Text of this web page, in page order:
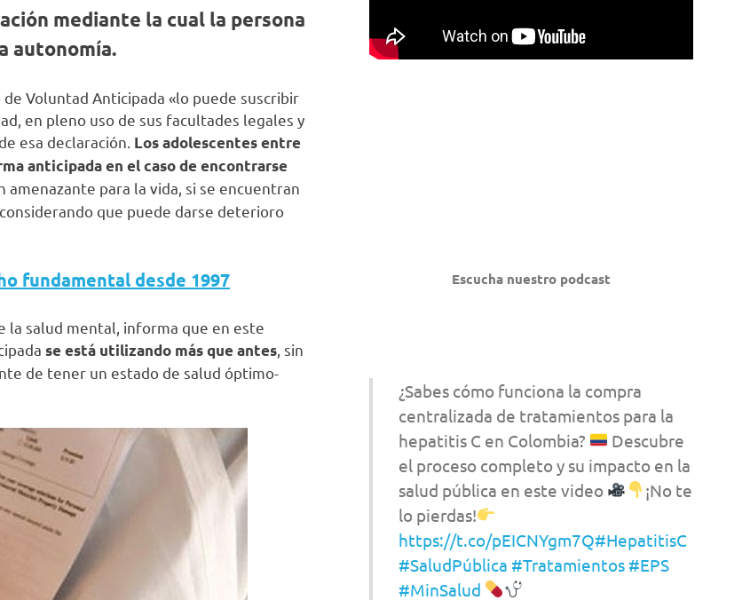
mediante la cual la persona
autonomía.
Voluntad Anticipada «lo puede suscribir
en pleno uso de sus facultades legales y
esa declaración. Los adolescentes entre
anticipada en el caso de encontrarse
amenazante para la vida, si se encuentran
que puede darse deterioro
fundamental desde 1997
la salud mental, informa que en este
se está utilizando más que antes , sin
de tener un estado de salud óptimo-
Escucha nuestro podcast
¿Sabes cómo funciona la compra
centralizada de tratamientos para la
hepatitis C en Colombia?
Descubre
el proceso completo y su impacto en la
salud pública en este video
¡No te
lo pierdas!
https://t.co/pEICNYgm7Q#HepatitisC
#SaludPública #Tratamientos #EPS
#MinSalud